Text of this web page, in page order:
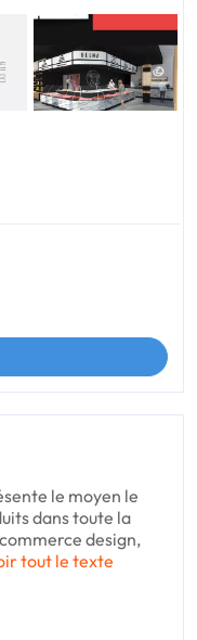
le moyen le
dans toute la
design,
tout le texte